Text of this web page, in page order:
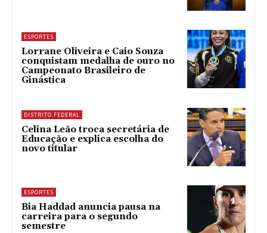
ESPORTES
Lorrane Oliveira e Caio Souza
conquistam medalha de ouro no
Campeonato Brasileiro de
Ginástica
DISTRITO FEDERAL
Celina Leão troca secretária de
Educação e explica escolha do
novo titular
ESPORTES
Bia Haddad anuncia pausa na
carreira para o segundo
semestre